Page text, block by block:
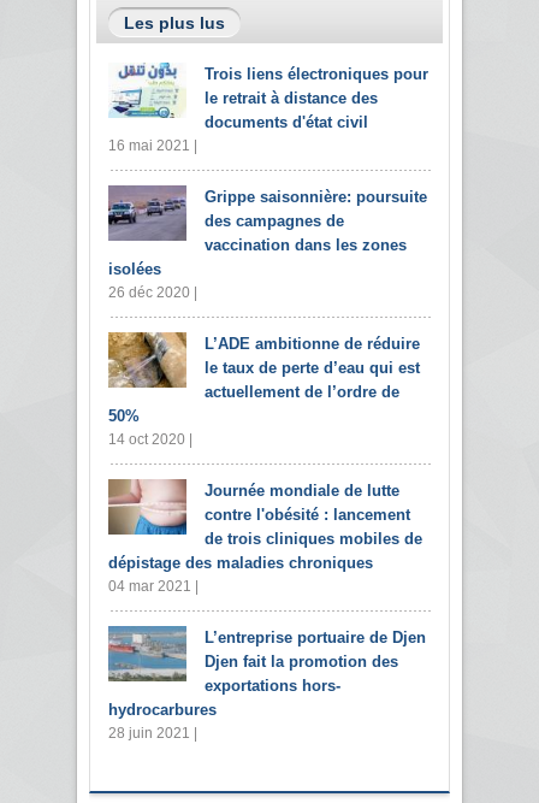
Les plus lus
Trois liens électroniques pour
le retrait à distance des
documents d'état civil
16 mai 2021 |
Grippe saisonnière: poursuite
des campagnes de
vaccination dans les zones
isolées
26 déc 2020 |
L’ADE ambitionne de réduire
le taux de perte d’eau qui est
actuellement de l’ordre de
50%
14 oct 2020 |
Journée mondiale de lutte
contre l'obésité : lancement
de trois cliniques mobiles de
dépistage des maladies chroniques
04 mar 2021 |
L’entreprise portuaire de Djen
Djen fait la promotion des
exportations hors-
hydrocarbures
28 juin 2021 |